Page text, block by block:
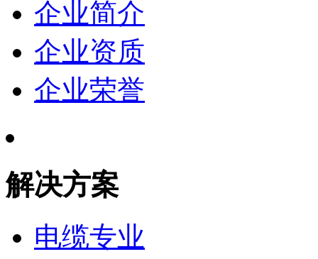
企业简介
企业资质
企业荣誉
解决方案
电缆专业